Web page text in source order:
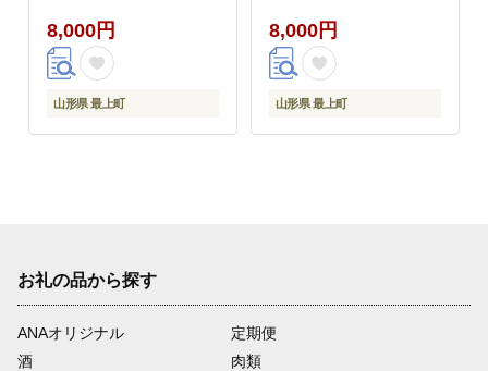
8,000円
山形県 最上町
8,000円
山形県 最上町
お礼の品から探す
ANAオリジナル
定期便
酒
肉類